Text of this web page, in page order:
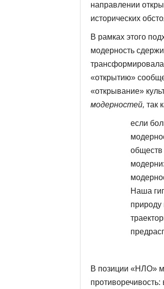
направлении
исторических
В рамках этого
модерность
«открытию»
«открывание»
модерностей, так
если
обществ
Наша
природу
В позиции «НЛО»